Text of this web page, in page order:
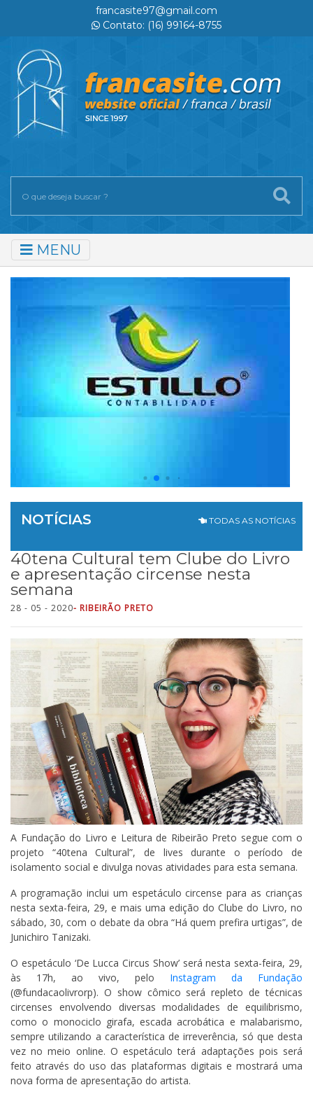
francasite97@gmail.com
Contato: (16) 99164-8755
MENU
NOTÍCIAS TODAS AS NOTÍCIAS
40tena Cultural tem Clube do Livro
e apresentação circense nesta
semana
28 - 05 - 2020- RIBEIRÃO PRETO
A Fundação do Livro e Leitura de Ribeirão Preto segue com o
projeto “40tena Cultural”, de lives durante o período de
isolamento social e divulga novas atividades para esta semana.
A programação inclui um espetáculo circense para as crianças
nesta sexta-feira, 29, e mais uma edição do Clube do Livro, no
sábado, 30, com o debate da obra “Há quem prefira urtigas”, de
Junichiro Tanizaki.
O espetáculo ‘De Lucca Circus Show’ será nesta sexta-feira, 29,
às 17h, ao vivo, pelo Instagram da Fundação
(@fundacaolivrorp). O show cômico será repleto de técnicas
circenses envolvendo diversas modalidades de equilibrismo,
como o monociclo girafa, escada acrobática e malabarismo,
sempre utilizando a característica de irreverência, só que desta
vez no meio online. O espetáculo terá adaptações pois será
feito através do uso das plataformas digitais e mostrará uma
nova forma de apresentação do artista.